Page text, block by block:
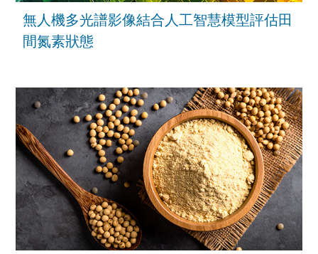
無人機多光譜影像結合人工智慧模型評估田
間氮素狀態